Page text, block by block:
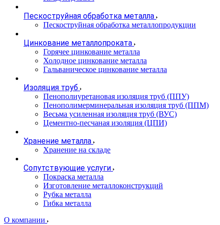
Пескоструйная обработка металла
Пескоструйная обработка металлопродукции
Цинкование металлопроката
Горячее цинкование металла
Холодное цинкование металла
Гальваническое цинкование металла
Изоляция труб
Пенополиуретановая изоляция труб (ППУ)
Пенополимерминеральная изоляция труб (ППМ)
Весьма усиленная изоляция труб (ВУС)
Цементно-песчаная изоляция (ЦПИ)
Хранение металла
Хранение на складе
Сопутствующие услуги
Покраска металла
Изготовление металлоконструкций
Рубка металла
Гибка металла
О компании